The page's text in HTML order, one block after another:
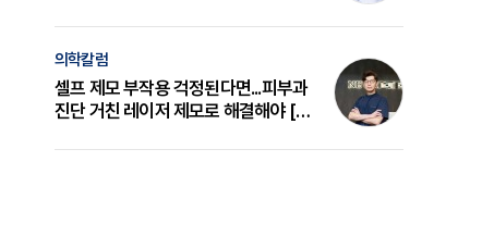
의학칼럼
셀프 제모 부작용 걱정된다면...피부과
진단 거친 레이저 제모로 해결해야 [변